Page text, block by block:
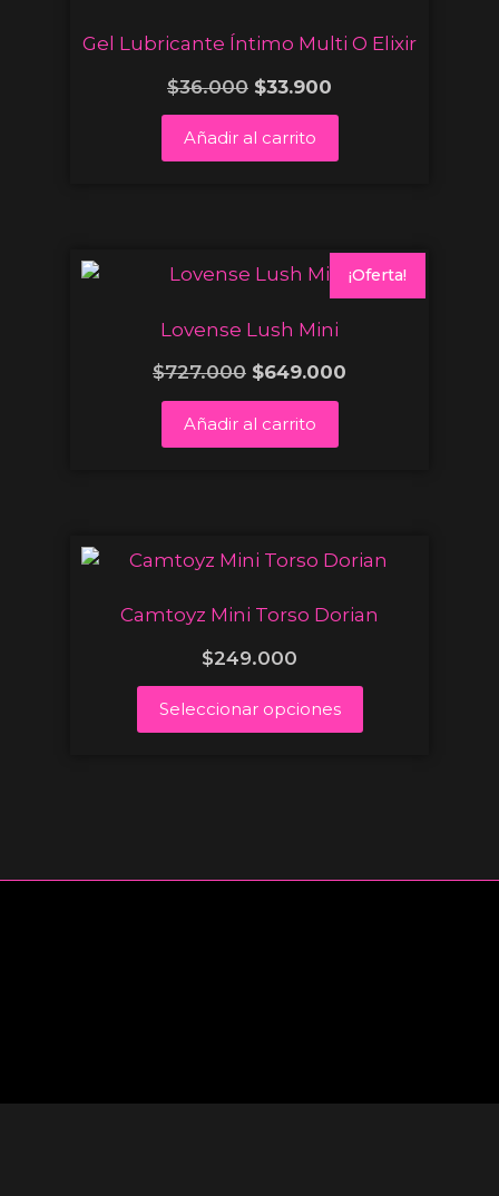
Gel Lubricante Íntimo Multi O Elixir
$36.000 $33.900
Añadir al carrito
¡Oferta!
Lovense Lush Mini
$727.000 $649.000
Añadir al carrito
Camtoyz Mini Torso Dorian
$249.000
Seleccionar opciones